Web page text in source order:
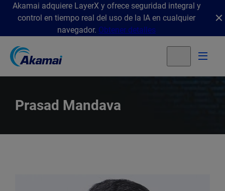
Akamai adquiere LayerX y ofrece seguridad integral y
control en tiempo real del uso de la IA en cualquier
navegador. Obtener detalles
Prasad Mandava